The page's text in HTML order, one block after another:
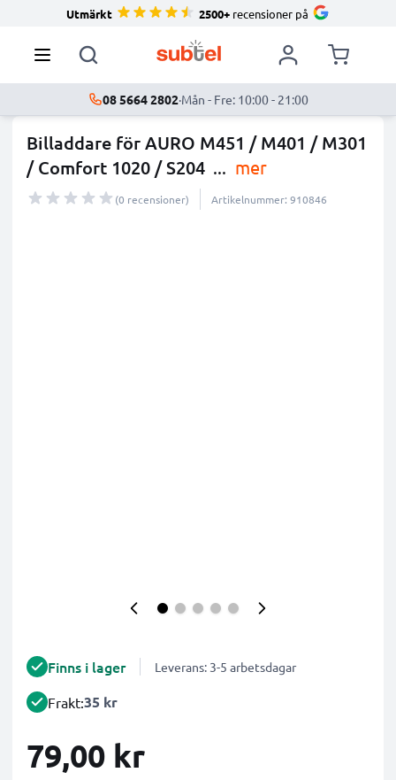
Utmärkt 2500+ recensioner på
08 5664 2802·Mån - Fre: 10:00 - 21:00
Billaddare för AURO M451 / M401 / M301
/ Comfort 1020 / S204 ... mer
(0 recensioner) Artikelnummer: 910846
Finns i lager Leverans: 3-5 arbetsdagar
Frakt:35 kr
79,00 kr